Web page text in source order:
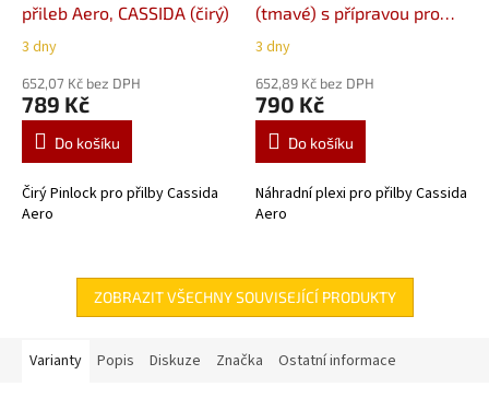
přileb Aero, CASSIDA (čirý)
3 dny
652,07 Kč bez DPH
789 Kč
Do košíku
Čirý Pinlock pro přilby Cassida
Aero
(tmavé) s přípravou pro
Pinlock
3 dny
652,89 Kč bez DPH
790 Kč
Do košíku
Náhradní plexi pro přilby Cassida
Aero
ZOBRAZIT VŠECHNY SOUVISEJÍCÍ PRODUKTY
Varianty Popis Diskuze Značka Ostatní informace